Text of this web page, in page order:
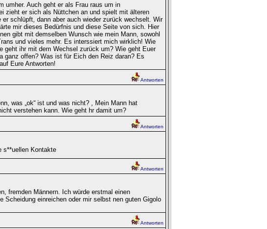
umher. Auch geht er als Frau raus um in
zieht er sich als Nüttchen an und spielt mit älteren
schlüpft, dann aber auch wieder zurück wechselt. Wir
mir dieses Bedürfnis und diese Seite von sich. Hier
gibt mit demselben Wunsch wie mein Mann, sowohl
und vieles mehr. Es interssiert mich wirklich! Wie
geht ihr mit dem Wechsel zurück um? Wie geht Euer
ganz offen? Was ist für Eich den Reiz daran? Es
Eure Antworten!
Antworten
was „ok“ ist und was nicht? , Mein Mann hat
verstehen kann. Wie geht hr damit um?
Antworten
s**uellen Kontakte
Antworten
fremden Männern. Ich würde erstmal einen
Scheidung einreichen oder mir selbst nen guten Gigolo
Antworten